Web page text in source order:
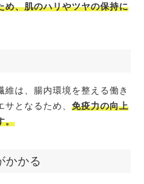
め、肌のハリやツヤの保持に
維は、腸内環境を整える働き
サとなるため、免疫力の向上
。
かかる